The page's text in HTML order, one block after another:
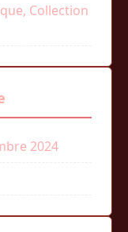
Collection
2024